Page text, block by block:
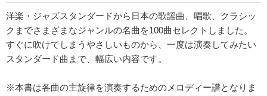
洋楽・ジャズスタンダードから日本の歌謡曲、唱歌、クラシッ
クまでさまざまなジャンルの名曲を100曲セレクトしました。
すぐに吹けてしまうやさしいものから、一度は演奏してみたい
スタンダード曲まで、幅広い内容です。
※本書は各曲の主旋律を演奏するためのメロディー譜となりま